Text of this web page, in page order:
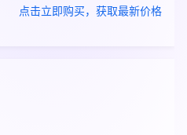
点击立即购买，获取最新价格